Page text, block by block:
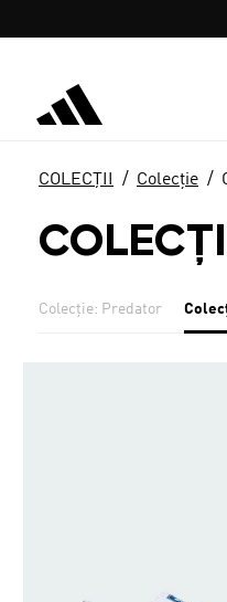
COLECȚII Colecţie
Colecţie: Predator